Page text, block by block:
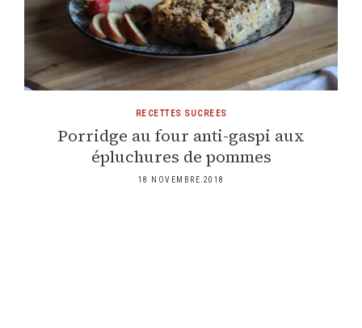
RECETTES SUCREES
Porridge au four anti-gaspi aux
épluchures de pommes
18 NOVEMBRE 2018